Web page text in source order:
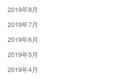
2019年8月
2019年7月
2019年6月
2019年5月
2019年4月